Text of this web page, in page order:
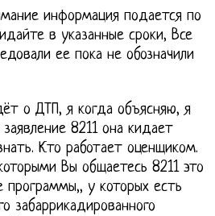
информация подается по
в указанные сроки, Все
ее пока не обозначили
о ДТП, я когда объясняю, я
8211 она кидает
Кто работает оценщиком.
Вы общаетесь 8211 это
программы,, у которых есть
забаррикадированного